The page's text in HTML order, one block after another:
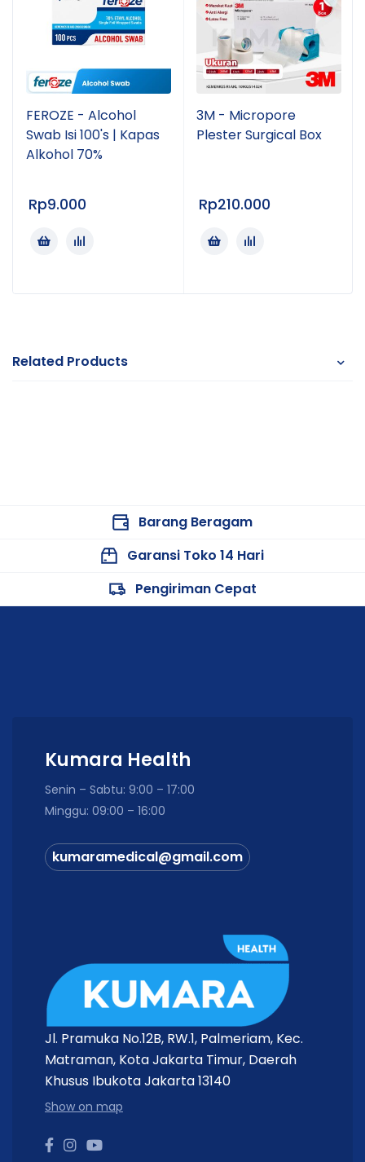
melalui infus
Harga yang tertera untuk 1 pcs/satuan
Untuk pengajuan komplain wajib menyertakan video
unboxing paket. Sahabat Sehat Keluarga !!
FEROZE - Alcohol
Swab Isi 100's | Kapas
Alkohol 70%
Rp9.000
3M - Micropore
Plester Surgical Box
Rp210.000
Related Products
Barang Beragam
Garansi Toko 14 Hari
Pengiriman Cepat
Kumara Health
Senin – Sabtu: 9:00 – 17:00
Minggu: 09:00 – 16:00
kumaramedical@gmail.com
Jl. Pramuka No.12B, RW.1, Palmeriam, Kec.
Matraman, Kota Jakarta Timur, Daerah
Khusus Ibukota Jakarta 13140
Show on map